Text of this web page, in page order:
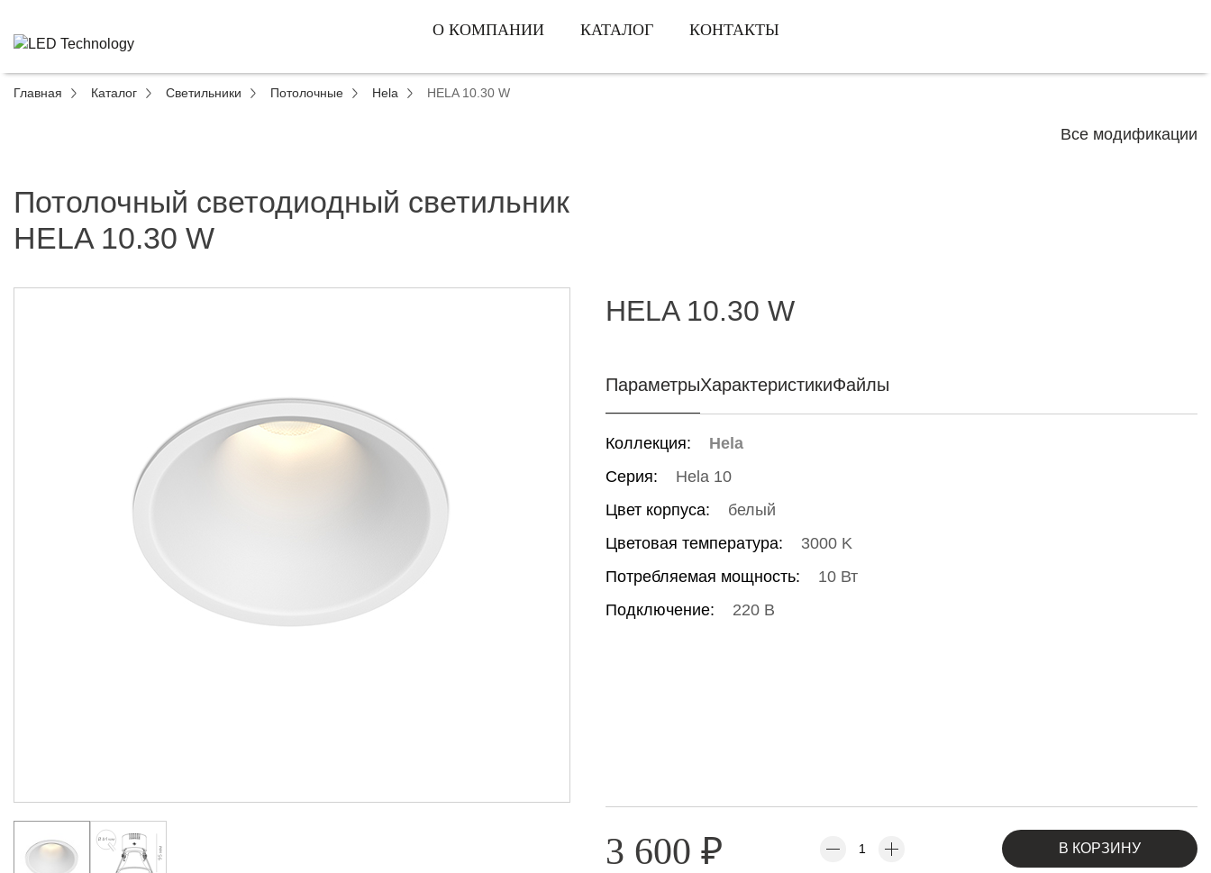
О КОМПАНИИ КАТАЛОГ КОНТАКТЫ
Главная Каталог Светильники Потолочные Hela HELA 10.30 W
Все модификации
Потолочный светодиодный светильник
HELA 10.30 W
HELA 10.30 W
ПараметрыХарактеристикиФайлы
Коллекция:
Hela
Серия:
Hela 10
Цвет корпуса:
белый
Цветовая температура:
3000 K
Потребляемая мощность:
10 Вт
Подключение:
220 В
3 600 ₽ В КОРЗИНУ